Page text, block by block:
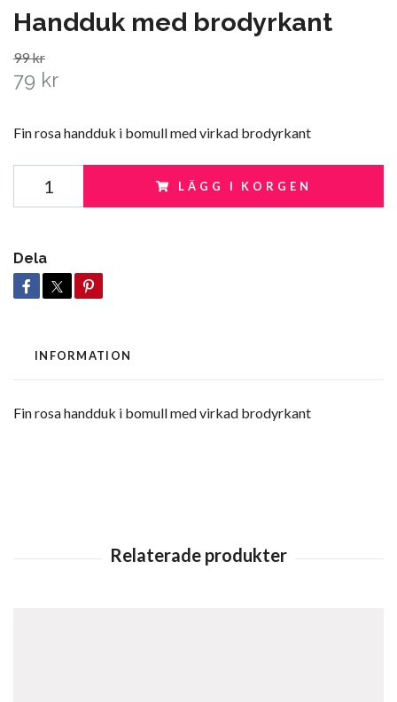
Handduk med brodyrkant
99 kr
79 kr
Fin rosa handduk i bomull med virkad brodyrkant
LÄGG I KORGEN
Dela
INFORMATION
Fin rosa handduk i bomull med virkad brodyrkant